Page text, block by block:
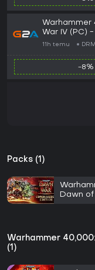
Warhammer
War IV (PC)
EUROPE
11h temu
-8%
Packs (1)
Dawn of
Warhammer
(1)